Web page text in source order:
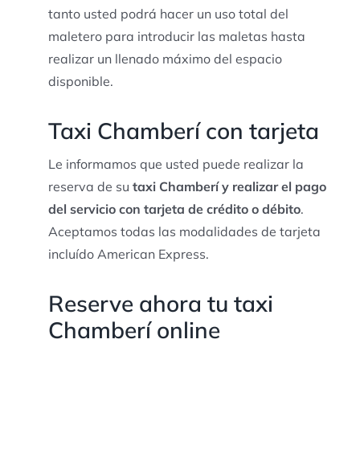
tanto usted podrá hacer un uso total del
maletero para introducir las maletas hasta
realizar un llenado máximo del espacio
disponible.
Taxi Chamberí con tarjeta
Le informamos que usted puede realizar la
reserva de su taxi Chamberí y realizar el pago
del servicio con tarjeta de crédito o débito.
Aceptamos todas las modalidades de tarjeta
incluído American Express.
Reserve ahora tu taxi
Chamberí online